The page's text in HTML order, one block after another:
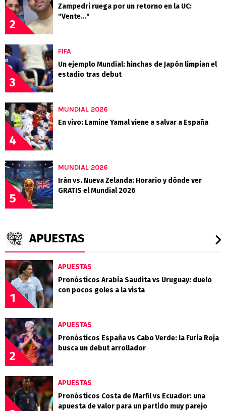
2
Zampedri ruega por un retorno en la UC:
"Vente..."
3
FIFA
Un ejemplo Mundial: hinchas de Japón limpian el
estadio tras debut
4
MUNDIAL 2026
En vivo: Lamine Yamal viene a salvar a España
5
MUNDIAL 2026
Irán vs. Nueva Zelanda: Horario y dónde ver
GRATIS el Mundial 2026
APUESTAS
1
APUESTAS
Pronósticos Arabia Saudita vs Uruguay: duelo
con pocos goles a la vista
2
APUESTAS
Pronósticos España vs Cabo Verde: la Furia Roja
busca un debut arrollador
APUESTAS
Pronósticos Costa de Marfil vs Ecuador: una
apuesta de valor para un partido muy parejo